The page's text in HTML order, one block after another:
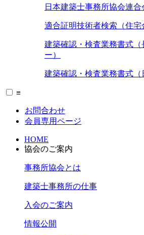
日本建築士事務所協会連合
適合証明技術者検索（住宅
建築確認・検査業務書式
ー）
建築確認・検査業務書式（
≡
お問合わせ
会員専用ページ
HOME
協会のご案内
事務所協会とは
建築士事務所の仕事
入会のご案内
情報公開